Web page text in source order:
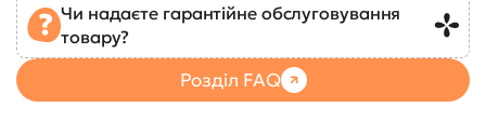
Чи надаєте гарантійне обслуговування
товару?
Розділ FAQ